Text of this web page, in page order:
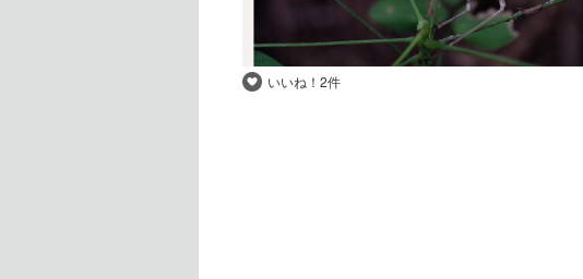
いいね！ 2件